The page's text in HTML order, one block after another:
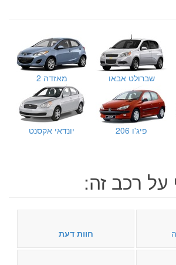
שברולט אבאו מאזדה 2
פיג'ו 206 יונדאי אקסנט
על רכב זה:
חוות דעת